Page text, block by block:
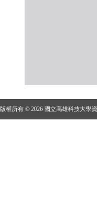
版權所有 © 2026 國立高雄科技大學